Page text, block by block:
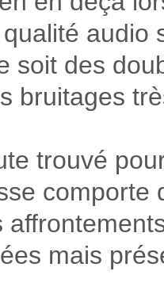
audio
soit des
bruitages
trouvé
mais